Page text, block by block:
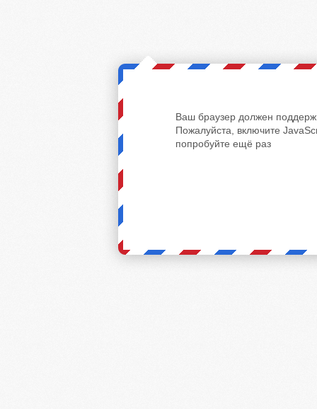
Ваш браузер должен
Пожалуйста, включите
попробуйте ещё раз